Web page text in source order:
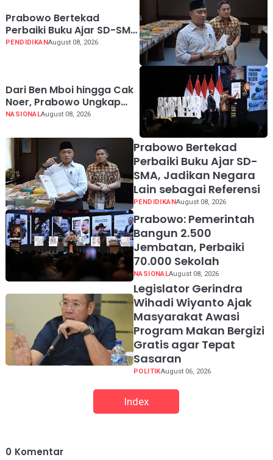
Prabowo Bertekad
Perbaiki Buku Ajar SD-SMA,
Jadikan Negara Lain
PENDIDIKANAugust 08, 2026
Dari Ben Mboi hingga Cak
Noer, Prabowo Ungkap
Makna Kepemimpinan:
Gunakan Akal Sehat
NASIONALAugust 08, 2026
Prabowo Bertekad
Perbaiki Buku Ajar SD-
SMA, Jadikan Negara
Lain sebagai Referensi
PENDIDIKANAugust 08, 2026
Prabowo: Pemerintah
Bangun 2.500
Jembatan, Perbaiki
70.000 Sekolah
NASIONALAugust 08, 2026
Legislator Gerindra
Wihadi Wiyanto Ajak
Masyarakat Awasi
Program Makan Bergizi
Gratis agar Tepat
Sasaran
POLITIKAugust 06, 2026
Index
0 Komentar